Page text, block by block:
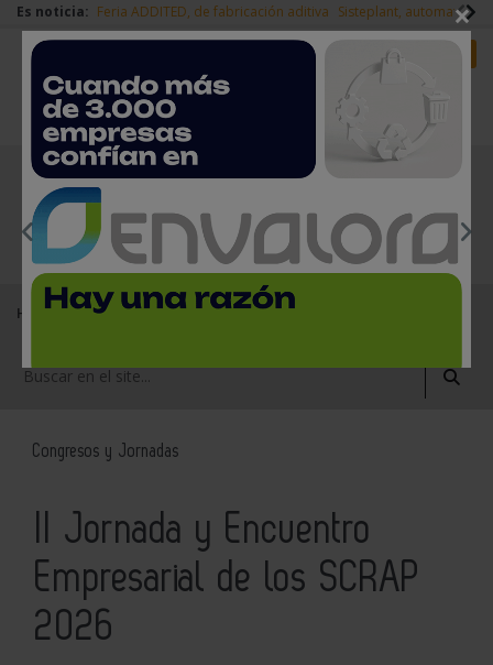
Es noticia: Feria ADDITED, de fabricación aditiva Sisteplant,
Redes Sociales Login empresas
EMPRESAS PREMIUM
Home Agenda
Congresos y Jornadas
Congresos y Jornadas
II Jornada y Encuentro
Empresarial de los SCRAP
2026
×